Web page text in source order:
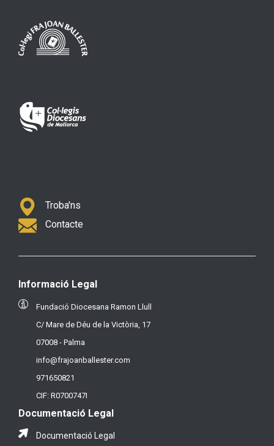
Troba'ns
Contacte
Informació Legal
Fundació Diocesana Ramon Llull
C/ Mare de Déu de la Victòria, 17
07008 - Palma
info@frajoanballester.com
971650821
CIF: R0700747I
Documentació Legal
Documentació Legal